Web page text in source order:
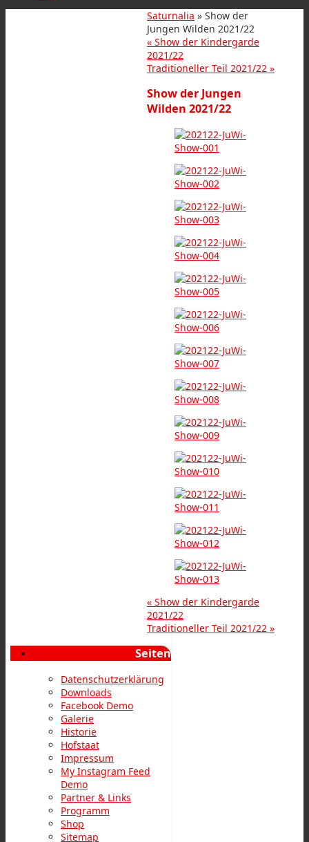
Saturnalia » Show der
Jungen Wilden 2021/22
« Show der Kindergarde
2021/22
Traditioneller Teil 2021/22 »
Show der Jungen
Wilden 2021/22
« Show der Kindergarde
2021/22
Traditioneller Teil 2021/22 »
Seiten
Datenschutzerklärung
Downloads
Facebook Demo
Galerie
Historie
Hofstaat
Impressum
My Instagram Feed
Demo
Partner & Links
Programm
Shop
Sitemap